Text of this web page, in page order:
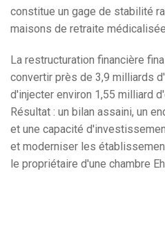
constitue un gage de stabilité
maisons de retraite
La restructuration financière
convertir près de 3,9 milliards
d'injecter environ 1,55 milliard
Résultat : un bilan assaini, un
et une capacité
et moderniser les
le propriétaire d'une chambre